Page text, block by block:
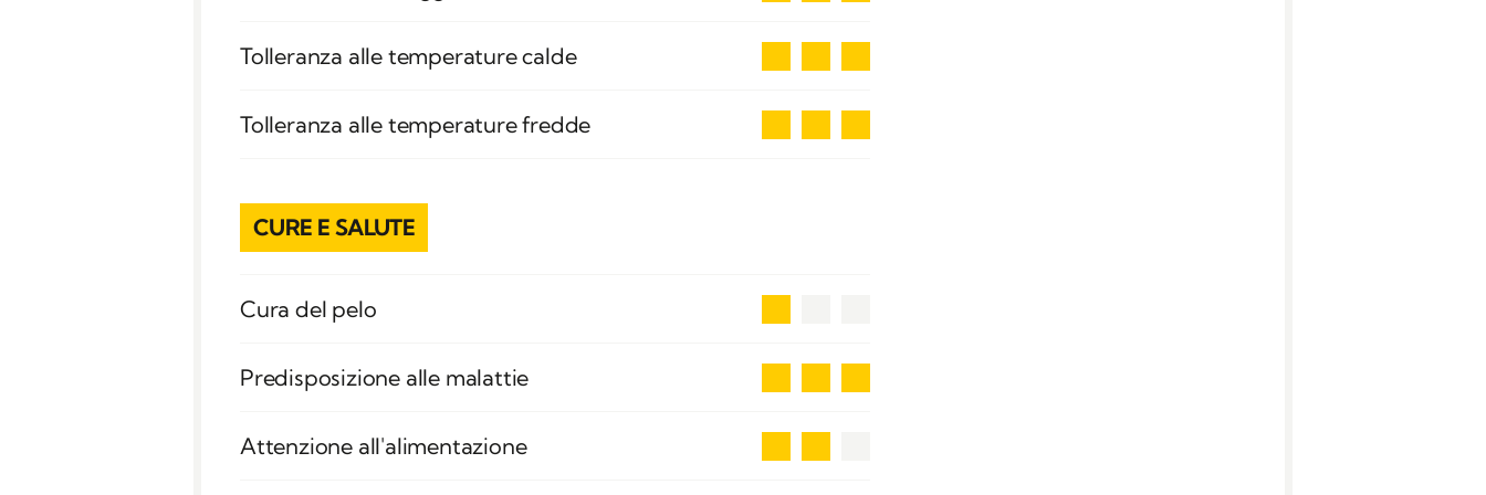
Tolleranza alle temperature calde
Tolleranza alle temperature fredde
CURE E SALUTE
Cura del pelo
Predisposizione alle malattie
Attenzione all'alimentazione